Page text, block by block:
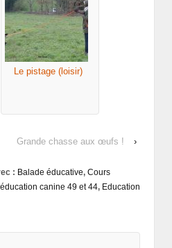
Le pistage (loisir)
Grande chasse aux œufs ! ›
: Balade éducative, Cours
canine 49 et 44, Education